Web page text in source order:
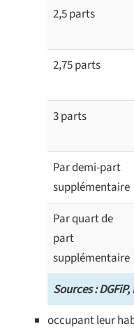
Sources :
2,5 parts
2,75 parts
3 parts
Par demi-part
supplémentaire
Par quart de
part
supplémentaire
occupant leur